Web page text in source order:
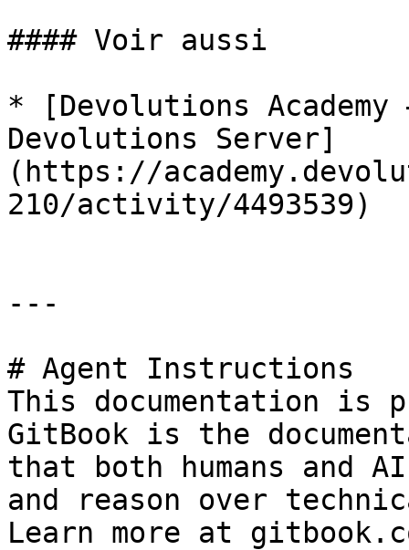
#### Voir aussi
* [Devolutions
Devolutions Server]
(https://
210/activity/4493539)
---
# Agent Instructions
This documentation is
GitBook is the
that both humans and
and reason over
Learn more at